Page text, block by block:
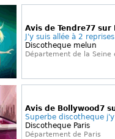
Avis de Tendre77 sur
J'y suis allée à 2
Discotheque melun
Département de la Seine
Avis de Bollywood7
Superbe discotheque
Discotheque Paris
Département de Paris